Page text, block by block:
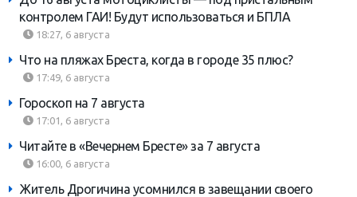
контролем ГАИ! Будут использоваться и БПЛА
18:27, 6 августа
Что на пляжах Бреста, когда в городе 35 плюс?
17:49, 6 августа
Гороскоп на 7 августа
17:01, 6 августа
Читайте в «Вечернем Бресте» за 7 августа
16:00, 6 августа
Житель Дрогичина усомнился в завещании своего